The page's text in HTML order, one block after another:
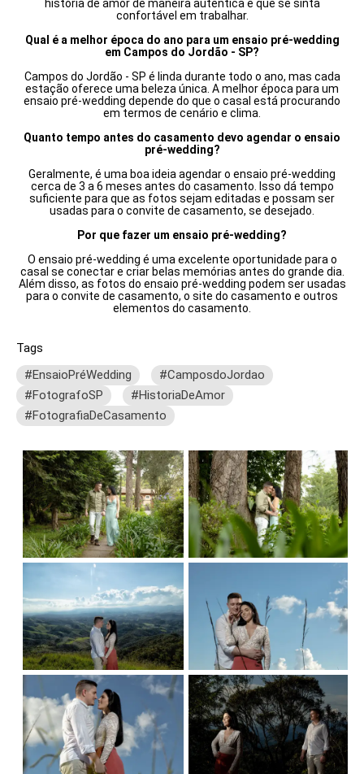
história de amor de maneira autêntica e que se sinta
confortável em trabalhar.
Qual é a melhor época do ano para um ensaio pré-wedding
em Campos do Jordão - SP?
Campos do Jordão - SP é linda durante todo o ano, mas cada
estação oferece uma beleza única. A melhor época para um
ensaio pré-wedding depende do que o casal está procurando
em termos de cenário e clima.
Quanto tempo antes do casamento devo agendar o ensaio
pré-wedding?
Geralmente, é uma boa ideia agendar o ensaio pré-wedding
cerca de 3 a 6 meses antes do casamento. Isso dá tempo
suficiente para que as fotos sejam editadas e possam ser
usadas para o convite de casamento, se desejado.
Por que fazer um ensaio pré-wedding?
O ensaio pré-wedding é uma excelente oportunidade para o
casal se conectar e criar belas memórias antes do grande dia.
Além disso, as fotos do ensaio pré-wedding podem ser usadas
para o convite de casamento, o site do casamento e outros
elementos do casamento.
Tags
#EnsaioPréWedding
#CamposdoJordao
#FotografoSP
#HistoriaDeAmor
#FotografiaDeCasamento